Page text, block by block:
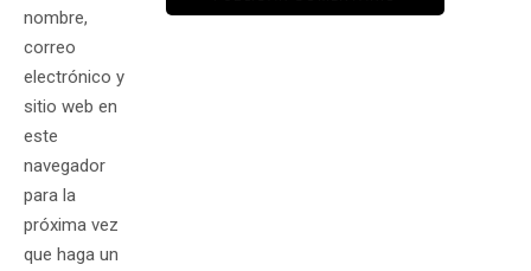
nombre,
correo
electrónico y
sitio web en
este
navegador
para la
próxima vez
que haga un